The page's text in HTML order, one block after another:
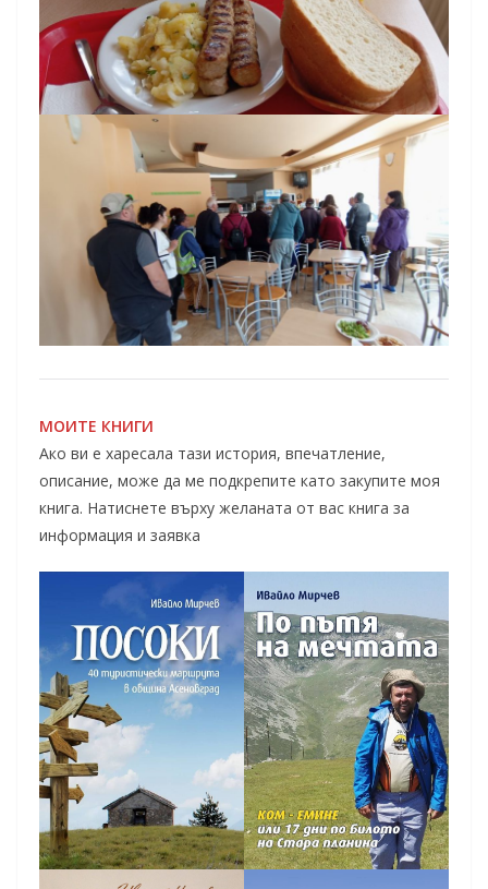
МОИТЕ КНИГИ
Ако ви е харесала тази история, впечатление,
описание, може да ме подкрепите като закупите моя
книга. Натиснете върху желаната от вас книга за
информация и заявка